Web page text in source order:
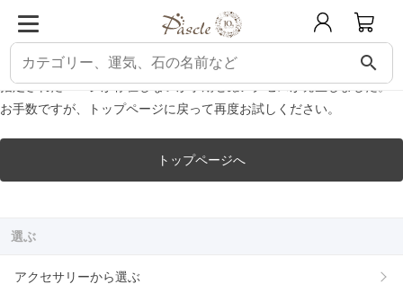
search
エラー
ERROR エラー
指定されたページが存在しないか予期せぬアクセスが発生しました。
お手数ですが、トップページに戻って再度お試しください。
トップページへ
選ぶ
アクセサリーから選ぶ